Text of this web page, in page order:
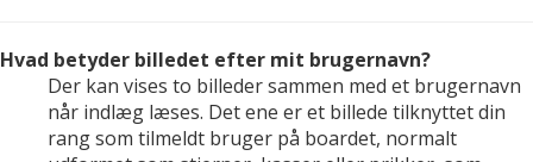
Hvad betyder billedet efter mit brugernavn?
Der kan vises to billeder sammen med et brugernavn
når indlæg læses. Det ene er et billede tilknyttet din
rang som tilmeldt bruger på boardet, normalt